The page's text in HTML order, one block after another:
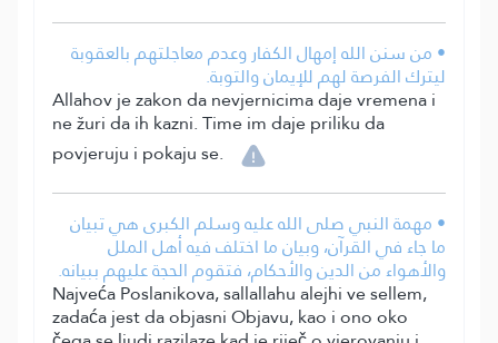
• من سنن الله إمهال الكفار وعدم معاجلتهم بالعقوبة
ليترك الفرصة لهم للإيمان والتوبة.
Allahov je zakon da nevjernicima daje vremena i
ne žuri da ih kazni. Time im daje priliku da
povjeruju i pokaju se.
• مهمة النبي صلى الله عليه وسلم الكبرى هي تبيان
ما جاء في القرآن، وبيان ما اختلف فيه أهل الملل
والأهواء من الدين والأحكام، فتقوم الحجة عليهم ببيانه.
Najveća Poslanikova, sallallahu alejhi ve sellem,
zadaća jest da objasni Objavu, kao i ono oko